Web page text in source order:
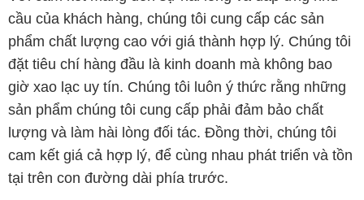
kiềm, dung môi, chất tẩy rửa và nhiều loại hóa chất
khác. Chúng tôi cam kết chỉ cung cấp những sản
phẩm chất lượng cao từ các nhà sản xuất uy tín và
đáng tin cậy.
Ngoài ra, chúng tôi cũng đặc biệt chú trọng đến dịch
vụ khách hàng. Đội ngũ nhân viên giàu kinh nghiệm
và am hiểu về các sản phẩm hóa chất sẵn sàng tư
vấn và hỗ trợ khách hàng trong việc lựa chọn sản